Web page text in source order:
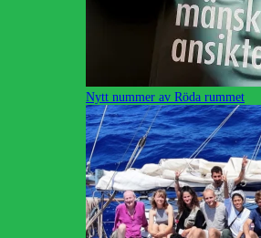
Nytt nummer av Röda rummet